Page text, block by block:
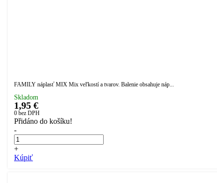
FAMILY náplasť MIX Mix veľkostí a tvarov. Balenie obsahuje náp...
Skladom
1,95 €
0 bez DPH
Přidáno do košíku!
-
+
Kúpiť